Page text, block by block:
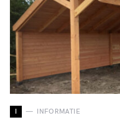
I INFORMATIE